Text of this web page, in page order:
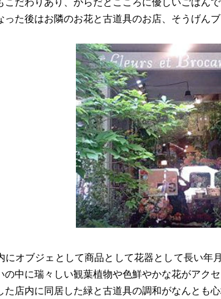
った後はお隣のお花と古道具のお店、そうげんブ
にオブジェとして商品として花器として長い年
の中に瑞々しい観葉植物や色鮮やかな花がアクセ
た店内に同居した緑と古道具の調和がなんとも